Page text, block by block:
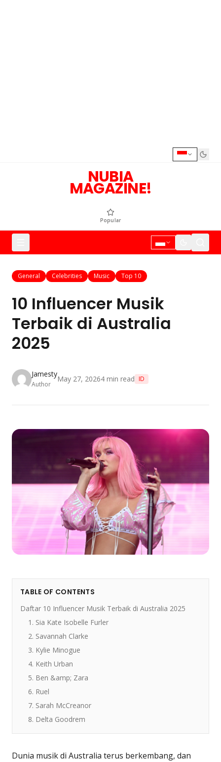
NUBIA
MAGAZINE!
Popular
General Celebrities Music Top 10
10 Influencer Musik
Terbaik di Australia
2025
Jamesty
Author
May 27, 20264 min read ID
TABLE OF CONTENTS
Daftar 10 Influencer Musik Terbaik di Australia 2025
1. Sia Kate Isobelle Furler
2. Savannah Clarke
3. Kylie Minogue
4. Keith Urban
5. Ben &amp; Zara
6. Ruel
7. Sarah McCreanor
8. Delta Goodrem
Dunia musik di Australia terus berkembang, dan